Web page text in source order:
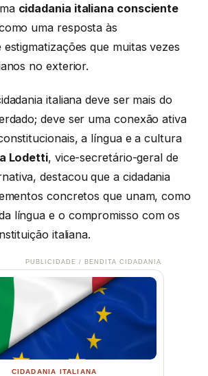
cidadania italiana consciente
uma resposta às
que muitas vezes
no exterior.
italiana deve ser mais do
deve ser uma conexão ativa
a língua e a cultura
Lodetti, vice-secretário-geral de
destacou que a cidadania
concretos que unam, como
língua e o compromisso com os
italiana.
PUBLICIDADE / BENDITA CIDADANIA
CIDADANIA ITALIANA